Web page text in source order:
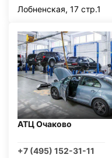
Лобненская, 17 стр.1
АТЦ Очаково
+7 (495) 152-31-11